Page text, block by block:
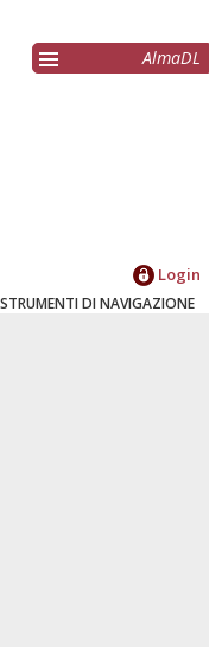
AlmaDL
Login
STRUMENTI DI NAVIGAZIONE